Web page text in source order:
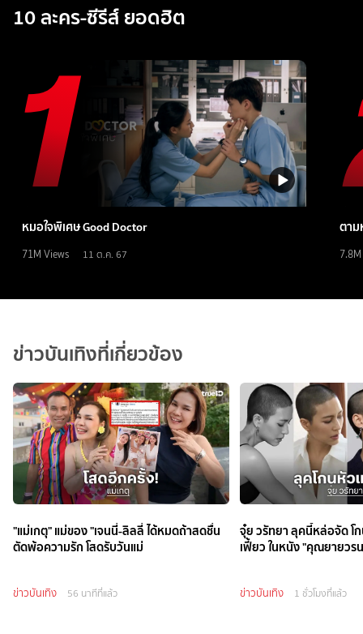
10 ละคร-ซีรีส์ ยอดฮิต
หมอใจพิเศษ Good Doctor
71M Views 11 ต.ค. 67
ตาม
7.8M
ข่าวบันเทิงที่เกี่ยวข้อง
"แม่เกตุ" แม่ของ "เจนนี่-ลิลลี่ ได้หมดถ้าสดชื่น
ตัดพ้อความรัก โสดรับวันแม่
ข่าวบันเทิง 56 นาทีที่แล้ว
จุ๋ย วรัทยา ลุคนี้หล่อจัด
เฟี้ยว ในหนัง "คุณยายวร
ข่าวบันเทิง 1 ชั่วโมงที่แล้ว